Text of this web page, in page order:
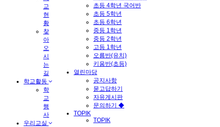
초등 4학년 국어반
초등 5학년
초등 6학년
중등 1학년
중등 2학년
고등 1학년
오름반(유치)
키움반(초등)
열린마당
공지사항
묻고답하기
자유게시판
문의하기 ◆
TOPIK
TOPIK
교
현
황
찾
아
오
시
는
길
학교활동
학
교
행
사
우리교실